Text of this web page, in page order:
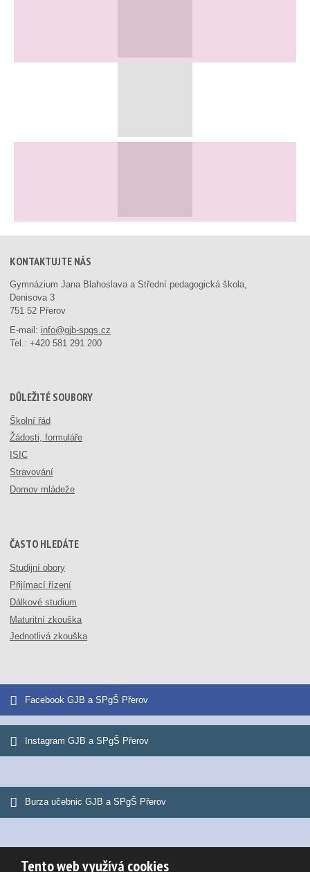
KONTAKTUJTE NÁS
Gymnázium Jana Blahoslava a Střední pedagogická škola,
Denisova 3
751 52 Přerov
E-mail: info@gjb-spgs.cz
Tel.:+420 581 291 200
DŮLEŽITÉ SOUBORY
Školní řád
Žádosti, formuláře
ISIC
Stravování
Domov mládeže
ČASTO HLEDÁTE
Studijní obory
Přijímací řízení
Dálkové studium
Maturitní zkouška
Jednotlivá zkouška
Facebook GJB a SPgŠ Přerov
Instagram GJB a SPgŠ Přerov
Burza učebnic GJB a SPgŠ Přerov
Tento web využívá cookies